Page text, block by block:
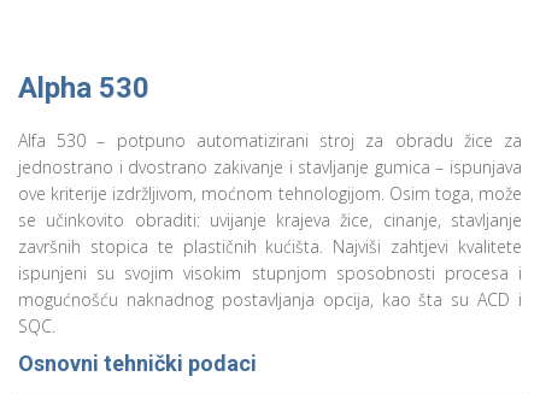
Alpha 530
Alfa 530 – potpuno automatizirani stroj za obradu žice za
jednostrano i dvostrano zakivanje i stavljanje gumica – ispunjava
ove kriterije izdržljivom, moćnom tehnologijom. Osim toga, može
se učinkovito obraditi: uvijanje krajeva žice, cinanje, stavljanje
završnih stopica te plastičnih kućišta. Najviši zahtjevi kvalitete
ispunjeni su svojim visokim stupnjom sposobnosti procesa i
mogućnošću naknadnog postavljanja opcija, kao šta su ACD i
SQC.
Osnovni tehnički podaci